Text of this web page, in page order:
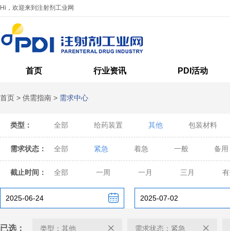
Hi，欢迎来到注射剂工业网
首页 行业资讯 PDI活动
首页 > 供需指南 > 需求中心
类型： 全部 给药装置 其他 包装材料
需求状态： 全部 紧急 着急 一般 备用
截止时间： 全部 一周 一月 三月
已选： 类型：其他 需求状态：紧急